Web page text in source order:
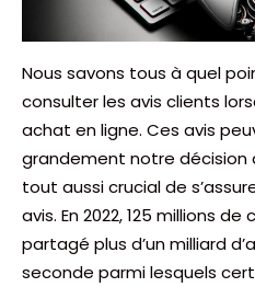
Nous savons tous à quel
consulter les avis clients
achat en ligne. Ces avis
grandement notre décision
tout aussi crucial de
avis. En 2022, 125 millions
partagé plus d’un milliard
seconde parmi lesquels